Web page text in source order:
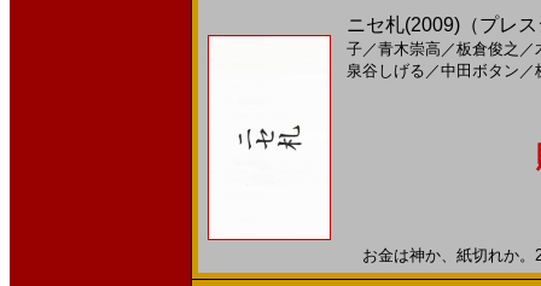
ニセ札(2009)（プレ
子／青木崇高／板倉俊之 ／
泉谷しげる ／中田ボタン ／
お金は神か、紙切れか